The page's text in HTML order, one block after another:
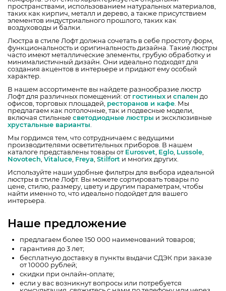
пространствами, использованием натуральных материалов,
таких как кирпич, металл и дерево, а также присутствием
элементов индустриального прошлого, таких как
воздуховоды и балки.
Люстра в стиле Лофт должна сочетать в себе простоту форм,
функциональность и оригинальность дизайна. Такие люстры
часто имеют металлические элементы, грубую обработку и
минималистичный дизайн. Они идеально подходят для
создания акцентов в интерьере и придают ему особый
характер.
В нашем ассортименте вы найдете разнообразие люстр
Лофт для различных помещений: отгостиных испален до
офисов, торговых площадей, ресторанов и кафе . Мы
предлагаем как потолочные, так и подвесные модели,
включая стильныесветодиодные люстры и эксклюзивные
хрустальные варианты
Мы гордимся тем, что сотрудничаем с ведущими
производителями осветительных приборов. В нашем
каталоге представлены товары отEurosvet Eglo Lussole
Novotech ,Vitaluce Freya ,Stilfort и многих других.
Используйте наши удобные фильтры для выбора идеальной
люстры в стиле Лофт. Вы можете сортировать товары по
цене, стилю, размеру, цвету и другим параметрам, чтобы
найти именно то, что идеально подойдет для вашего
интерьера.
Наше предложение
предлагаем более 150 000 наименований товаров;
гарантияя до 3 лет;
бесплатную доставку в пункты выдачи СДЭК при заказе
от 10000 рублей;
скидки при онлайн-оплате;
если у вас возникнут вопросы или потребуется